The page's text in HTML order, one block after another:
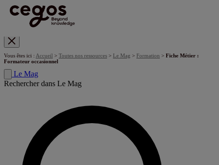
Vous êtes ici : Accueil > Toutes nos ressources > Le Mag > Formation > Fiche Métier :
Formateur occasionnel
Le Mag
Rechercher dans Le Mag